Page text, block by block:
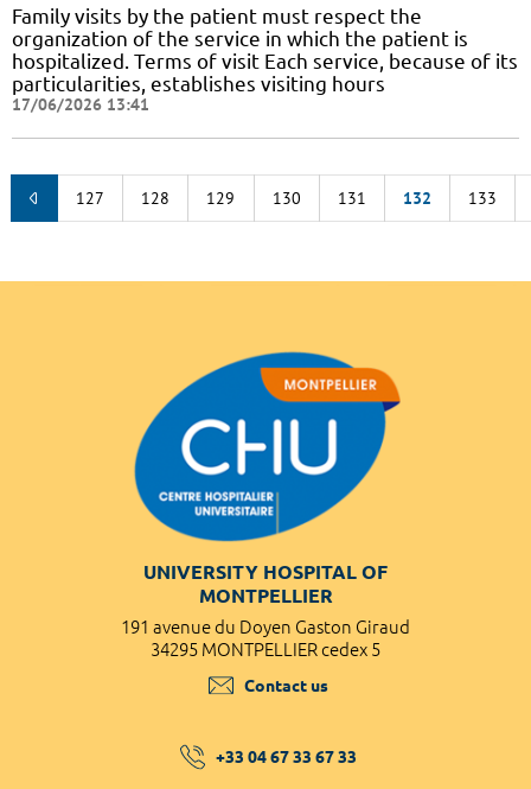
Family visits by the patient must respect the
organization of the service in which the patient is
hospitalized. Terms of visit Each service, because of its
particularities, establishes visiting hours
17/06/2026 13:41
127 128 129 130 131 132 133
UNIVERSITY HOSPITAL OF
MONTPELLIER
191 avenue du Doyen Gaston Giraud
34295 MONTPELLIER cedex 5
Contact us
+33 04 67 33 67 33